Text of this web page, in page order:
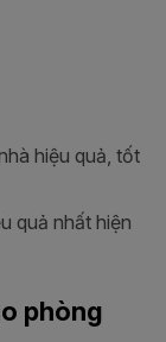
hiệu quả, tốt
quả nhất hiện
phòng